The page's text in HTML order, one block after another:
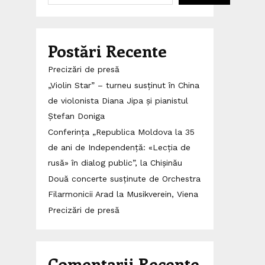
Postări Recente
Precizări de presă
„Violin Star” – turneu susținut în China
de violonista Diana Jipa și pianistul
Ștefan Doniga
Conferința „Republica Moldova la 35
de ani de Independență: «Lecția de
rusă» în dialog public”, la Chișinău
Două concerte susținute de Orchestra
Filarmonicii Arad la Musikverein, Viena
Precizări de presă